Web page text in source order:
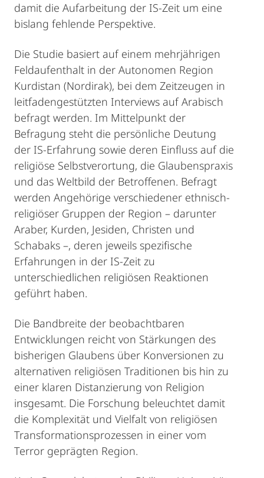
damit die Aufarbeitung der IS-Zeit um eine
bislang fehlende Perspektive.
Die Studie basiert auf einem mehrjährigen
Feldaufenthalt in der Autonomen Region
Kurdistan (Nordirak), bei dem Zeitzeugen in
leitfadengestützten Interviews auf Arabisch
befragt werden. Im Mittelpunkt der
Befragung steht die persönliche Deutung
der IS-Erfahrung sowie deren Einfluss auf die
religiöse Selbstverortung, die Glaubenspraxis
und das Weltbild der Betroffenen. Befragt
werden Angehörige verschiedener ethnisch-
religiöser Gruppen der Region – darunter
Araber, Kurden, Jesiden, Christen und
Schabaks –, deren jeweils spezifische
Erfahrungen in der IS-Zeit zu
unterschiedlichen religiösen Reaktionen
geführt haben.
Die Bandbreite der beobachtbaren
Entwicklungen reicht von Stärkungen des
bisherigen Glaubens über Konversionen zu
alternativen religiösen Traditionen bis hin zu
einer klaren Distanzierung von Religion
insgesamt. Die Forschung beleuchtet damit
die Komplexität und Vielfalt von religiösen
Transformationsprozessen in einer vom
Terror geprägten Region.